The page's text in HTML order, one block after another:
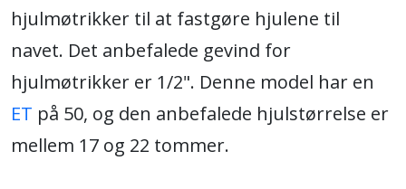
hjulmøtrikker til at fastgøre hjulene til
navet. Det anbefalede gevind for
hjulmøtrikker er 1/2". Denne model har en
ET på 50, og den anbefalede hjulstørrelse er
mellem 17 og 22 tommer.